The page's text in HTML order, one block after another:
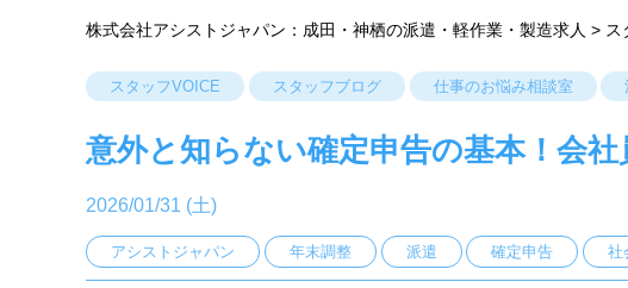
株式会社アシストジャパン：成田・神栖の派遣・軽作業・製造求人 > ス
スタッフVOICE スタッフブログ 仕事のお悩み相談室
意外と知らない確定申告の基本！会
2026/01/31 (土)
アシストジャパン 年末調整 派遣 確定申告 社